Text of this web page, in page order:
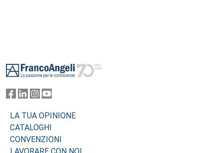
LA TUA OPINIONE
CATALOGHI
CONVENZIONI